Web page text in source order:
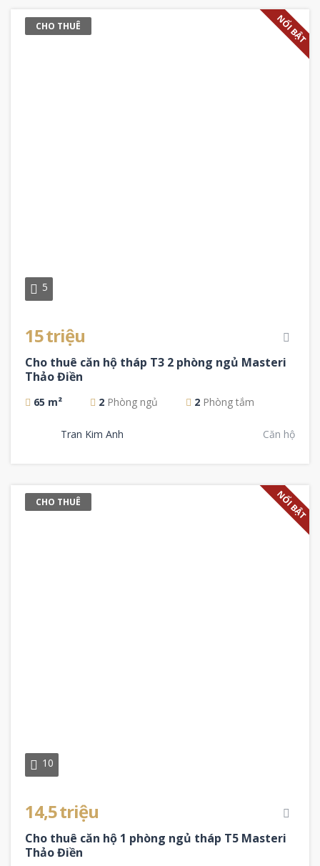
CHO THUÊ NỔI BẬT
5
15 triệu
Cho thuê căn hộ tháp T3 2 phòng ngủ Masteri
Thảo Điền
65 m² 2 Phòng ngủ 2 Phòng tắm
Tran Kim Anh Căn hộ
CHO THUÊ NỔI BẬT
10
14,5 triệu
Cho thuê căn hộ 1 phòng ngủ tháp T5 Masteri
Thảo Điền